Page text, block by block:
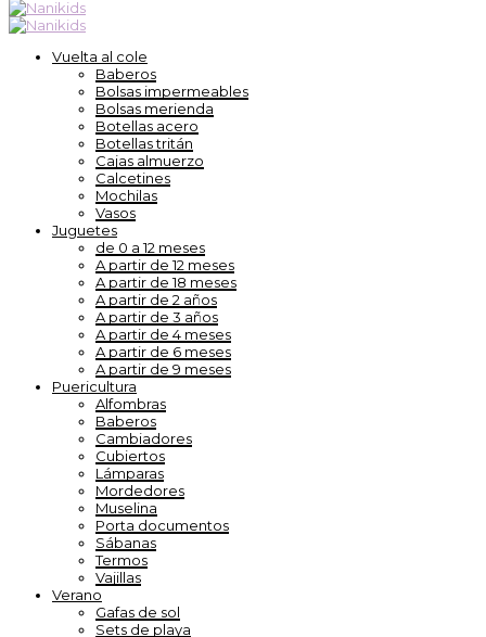
Vuelta al cole
Baberos
Bolsas impermeables
Bolsas merienda
Botellas acero
Botellas tritán
Cajas almuerzo
Calcetines
Mochilas
Vasos
Juguetes
de 0 a 12 meses
A partir de 12 meses
A partir de 18 meses
A partir de 2 años
A partir de 3 años
A partir de 4 meses
A partir de 6 meses
A partir de 9 meses
Puericultura
Alfombras
Baberos
Cambiadores
Cubiertos
Lámparas
Mordedores
Muselina
Porta documentos
Sábanas
Termos
Vajillas
Verano
Gafas de sol
Sets de playa